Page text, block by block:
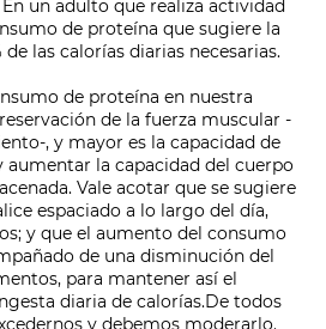
un adulto que realiza actividad
de proteína que sugiere la
las calorías diarias necesarias.
de proteína en nuestra
de la fuerza muscular -
, y mayor es la capacidad de
aumentar la capacidad del cuerpo
Vale acotar que se sugiere
espaciado a lo largo del día,
y que el aumento del consumo
de una disminución del
para mantener así el
diaria de calorías.De todos
y debemos moderarlo.